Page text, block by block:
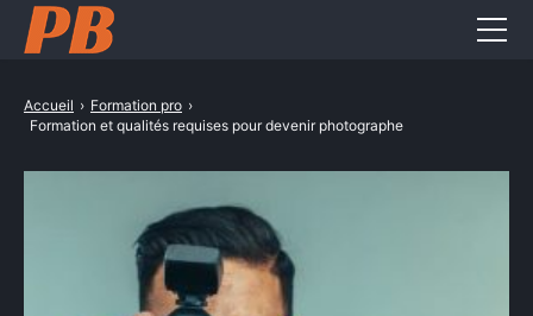
Accueil › Formation pro ›
Formation et qualités requises pour devenir photographe
Formation pro